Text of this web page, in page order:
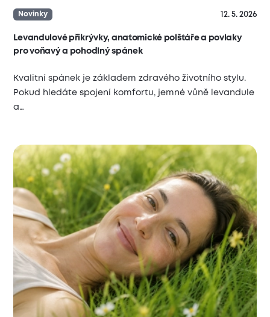
Novinky 12. 5. 2026
Levandulové přikrývky, anatomické polštáře a povlaky
pro voňavý a pohodlný spánek
Kvalitní spánek je základem zdravého životního stylu.
Pokud hledáte spojení komfortu, jemné vůně levandule
a…